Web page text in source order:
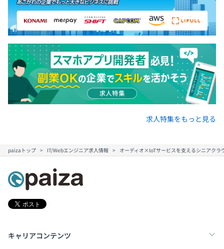
求人特集をもっと見る
paizaトップ IT/Webエンジニア求人情報 オーディオ×IoTサービスを支えるシニアクラ
キャリアコンテンツ